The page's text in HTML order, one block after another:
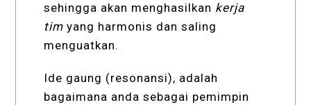
sehingga akan menghasilkan kerja
tim yang harmonis dan saling
menguatkan.
Ide gaung (resonansi), adalah
bagaimana anda sebagai pemimpin